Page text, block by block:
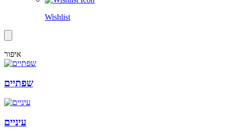
Wishlist
איפור
שפתיים
עיניים